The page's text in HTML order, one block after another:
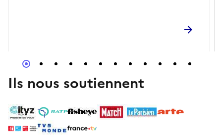
Ils nous soutiennent